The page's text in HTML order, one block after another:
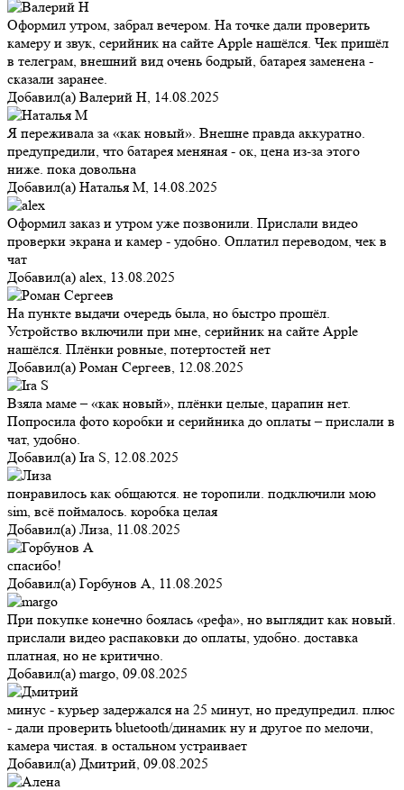
Оформил утром, забрал вечером. На точке дали проверить
камеру и звук, серийник на сайте Apple нашёлся. Чек пришёл
в телеграм, внешний вид очень бодрый, батарея заменена -
сказали заранее.
Добавил(а) Валерий Н, 14.08.2025
Я переживала за «как новый». Внешне правда аккуратно.
предупредили, что батарея меняная - ок, цена из-за этого
ниже. пока довольна
Добавил(а) Наталья М, 14.08.2025
Оформил заказ и утром уже позвонили. Прислали видео
проверки экрана и камер - удобно. Оплатил переводом, чек в
чат
Добавил(а) alex, 13.08.2025
На пункте выдачи очередь была, но быстро прошёл.
Устройство включили при мне, серийник на сайте Apple
нашёлся. Плёнки ровные, потертостей нет
Добавил(а) Роман Сергеев, 12.08.2025
Взяла маме – «как новый», плёнки целые, царапин нет.
Попросила фото коробки и серийника до оплаты – прислали в
чат, удобно.
Добавил(а) Ira S, 12.08.2025
понравилось как общаются. не торопили. подключили мою
sim, всё поймалось. коробка целая
Добавил(а) Лиза, 11.08.2025
спасибо!
Добавил(а) Горбунов А, 11.08.2025
При покупке конечно боялась «рефа», но выглядит как новый.
прислали видео распаковки до оплаты, удобно. доставка
платная, но не критично.
Добавил(а) margo, 09.08.2025
минус - курьер задержался на 25 минут, но предупредил. плюс
- дали проверить bluetooth/динамик ну и другое по мелочи,
камера чистая. в остальном устраивает
Добавил(а) Дмитрий, 09.08.2025